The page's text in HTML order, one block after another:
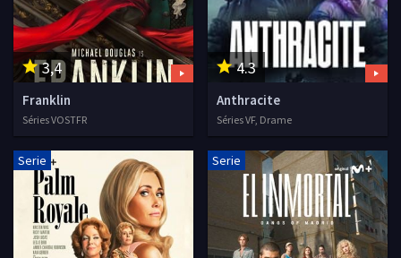
3,4
Franklin
Séries VOSTFR
4.3
Anthracite
Séries VF, Drame
Serie Serie